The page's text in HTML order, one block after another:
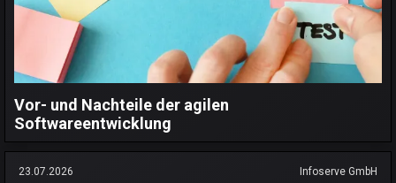
Vor- und Nachteile der agilen
Softwareentwicklung
23.07.2026 Infoserve GmbH